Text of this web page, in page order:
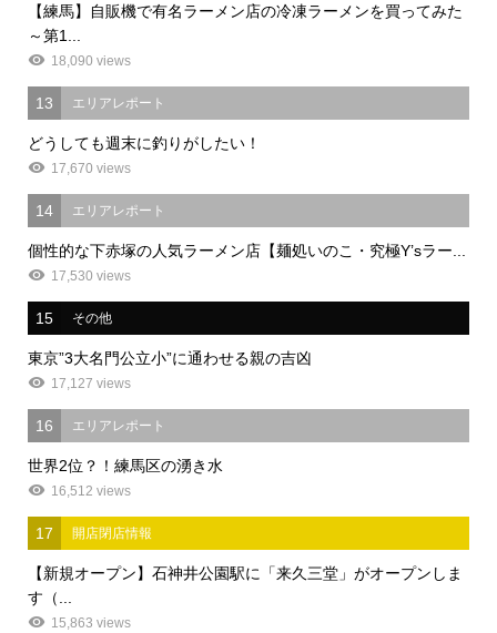
【練馬】自販機で有名ラーメン店の冷凍ラーメンを買ってみた
～第1...
18,090 views
13 エリアレポート
どうしても週末に釣りがしたい！
17,670 views
14 エリアレポート
個性的な下赤塚の人気ラーメン店【麺処いのこ・究極Y’sラー...
17,530 views
15 その他
東京”3大名門公立小”に通わせる親の吉凶
17,127 views
16 エリアレポート
世界2位？！練馬区の湧き水
16,512 views
17 開店閉店情報
【新規オープン】石神井公園駅に「来久三堂」がオープンしま
す（...
15,863 views